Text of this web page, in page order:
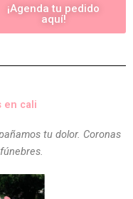
¡Agenda tu pedido
aquí!
en cali
tu dolor. Coronas